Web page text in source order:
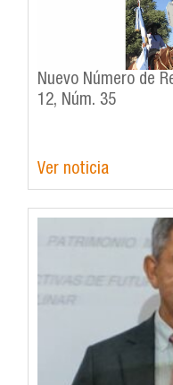
Nuevo Número de
12, Núm. 35
Ver noticia